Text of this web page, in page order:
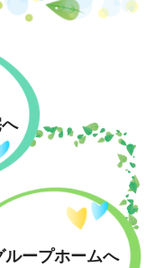
ループホームへ